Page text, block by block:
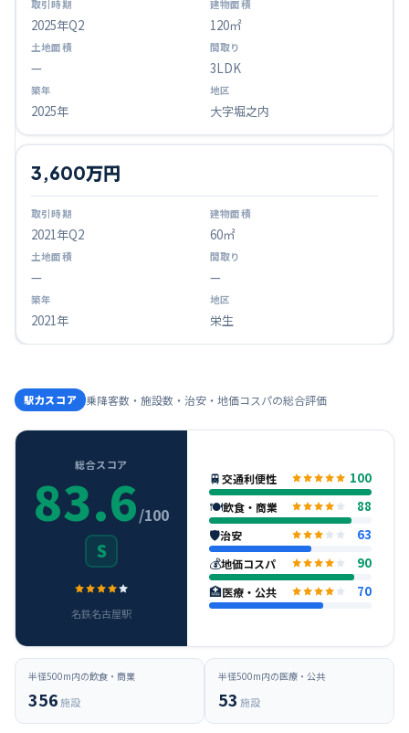
2025年Q2 120㎡
— 3LDK
2025年 大字堀之内
2021年Q2
3,600万円
60㎡
— —
2021年 栄生
駅力スコア 乗降客数・施設数・治安・地価コスパの総合評価
総合スコア
83.6/100
S
名鉄名古屋駅
🚆交通利便性 100
🍽飲食・商業 88
🛡治安 63
💰地価コスパ 90
🏥医療・公共 70
半径500m内の飲食・商業
356施設
半径500m内の医療・公共
53 施設